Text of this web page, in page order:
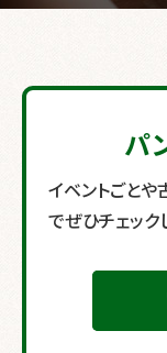
パ
イベントごと
でぜひチェック